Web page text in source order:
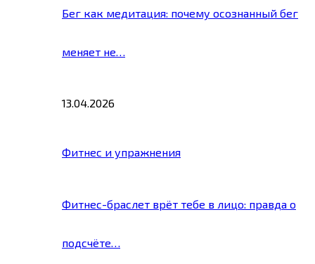
Бег как медитация: почему осознанный бег
меняет не…
13.04.2026
Фитнес и упражнения
Фитнес-браслет врёт тебе в лицо: правда о
подсчёте…